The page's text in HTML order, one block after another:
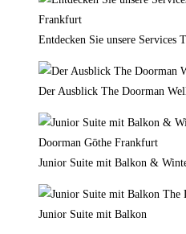
Entdecken Sie unsere Services
Der Ausblick The Doorman
Junior Suite mit Balkon &
Junior Suite mit Balkon